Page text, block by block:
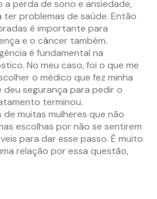
a perda de sono e ansiedade,
ter problemas de saúde. Então
é importante para
e o câncer também.
é fundamental na
No meu caso, foi o que me
o médico que fez minha
deu segurança para pedir o
terminou.
muitas mulheres que não
escolhas por não se sentirem
para dar esse passo. É muito
relação por essa questão,